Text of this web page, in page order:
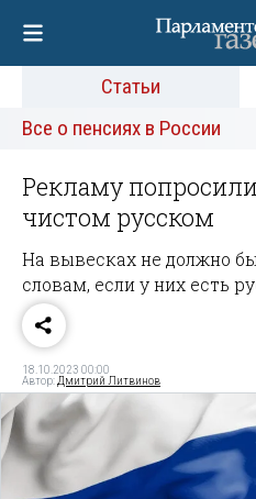
Статьи
Все о пенсиях в России
Рекламу
чистом русском
На вывесках не должно
словам, если у них есть
18.10.2023 00:00
Автор: Дмитрий Литвинов